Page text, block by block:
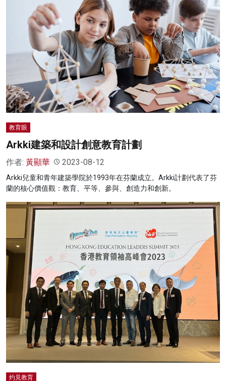
教育眼
Arkki建築和設計創意教育計劃
作者: 黃顯華 2023-08-12
Arkki兒童和青年建築學院於1993年在芬蘭成立。Arkki計劃代表了芬
蘭的核心價值觀：教育、平等、參與、創造力和創新。
灼見教育